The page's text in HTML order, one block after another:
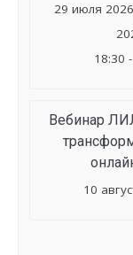
29 июля
18:30
Вебинар
10